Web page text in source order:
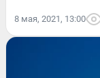
8 мая, 2021, 13:00